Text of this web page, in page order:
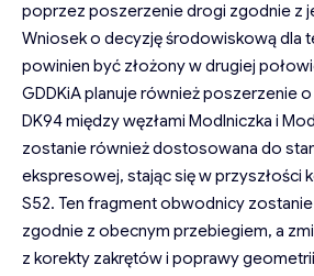
poprzez poszerzenie drogi zgodnie z
Wniosek o decyzję środowiskową dla
powinien być złożony w drugiej
GDDKiA planuje również poszerzenie
DK94 między węzłami Modlniczka i
zostanie również dostosowana do
ekspresowej, stając się w przyszłości
S52. Ten fragment obwodnicy
zgodnie z obecnym przebiegiem, a
z korekty zakrętów i poprawy